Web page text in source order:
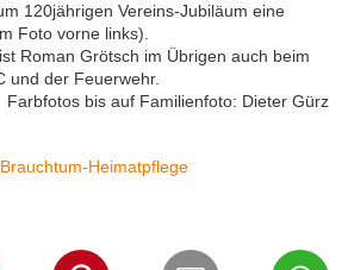
120jährigen Vereins-Jubiläum eine
Foto vorne links).
Roman Grötsch im Übrigen auch beim
und der Feuerwehr.
Farbfotos bis auf Familienfoto: Dieter Gürz
Heimatpflege